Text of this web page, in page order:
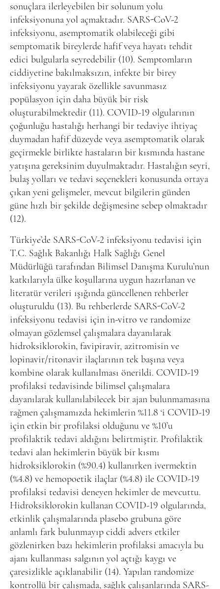
sonuçlara ilerleyebilen bir solunum yolu
infeksiyonuna yol açmaktadır. SARS-CoV-2
infeksiyonu, asemptomatik olabileceği gibi
semptomatik bireylerde hafif veya hayatı tehdit
edici bulgularla seyredebilir (10). Semptomların
ciddiyetine bakılmaksızın, infekte bir birey
infeksiyonu yayarak özellikle savunmasız
popülasyon için daha büyük bir risk
oluşturabilmektedir (11). COVID-19 olgularının
çoğunluğu hastalığı herhangi bir tedaviye ihtiyaç
duymadan hafif düzeyde veya asemptomatik olarak
geçirmekle birlikte hastaların bir kısmında hastane
yatışına gereksinim duyulmaktadır. Hastalığın seyri,
bulaş yolları ve tedavi seçenekleri konusunda ortaya
çıkan yeni gelişmeler, mevcut bilgilerin günden
güne hızlı bir şekilde değişmesine sebep olmaktadır
(12).
Türkiye’de SARS-CoV-2 infeksiyonu tedavisi için
T.C. Sağlık Bakanlığı Halk Sağlığı Genel
Müdürlüğü tarafından Bilimsel Danışma Kurulu’nun
katkılarıyla ülke koşullarına uygun hazırlanan ve
literatür verileri ışığında güncellenen rehberler
oluşturuldu (13). Bu rehberlerde SARS-CoV-2
infeksiyonu tedavisi için in-vitro ve randomize
olmayan gözlemsel çalışmalara dayanılarak
hidroksiklorokin, favipiravir, azitromisin ve
lopinavir/ritonavir ilaçlarının tek başına veya
kombine olarak kullanılması önerildi. COVID-19
profilaksi tedavisinde bilimsel çalışmalara
dayanılarak kullanılabilecek bir ajan bulunmamasına
rağmen çalışmamızda hekimlerin %11.8 ‘i COVID-19
için etkin bir profilaksi olduğunu ve %10’u
profilaktik tedavi aldığını belirtmiştir. Profilaktik
tedavi alan hekimlerin büyük bir kısmı
hidroksiklorokin (%90.4) kullanırken ivermektin
(%4.8) ve hemopoetik ilaçlar (%4.8) ile COVID-19
profilaksi tedavisi deneyen hekimler de mevcuttu.
Hidroksiklorokin kullanan COVID-19 olgularında,
etkinlik çalışmalarında plasebo grubuna göre
anlamlı fark bulunmayıp ciddi advers etkiler
gözlenirken bazı hekimlerin profilaksi amacıyla bu
ajanı kullanması salgının yol açtığı kaygı ve
çaresizlikle açıklanabilir (14). Yapılan randomize
kontrollü bir çalışmada, sağlık çalışanlarında SARS-